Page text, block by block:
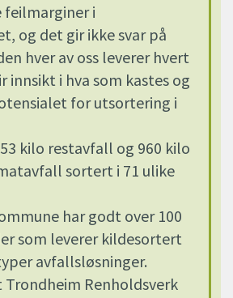
i
og det gir ikke svar på
hver av oss leverer hvert
innsikt i hva som kastes og
for utsortering i
kilo restavfall og 960 kilo
sortert i 71 ulike
har godt over 100
som leverer kildesortert
avfallsløsninger.
Trondheim Renholdsverk